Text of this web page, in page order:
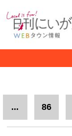
... 86